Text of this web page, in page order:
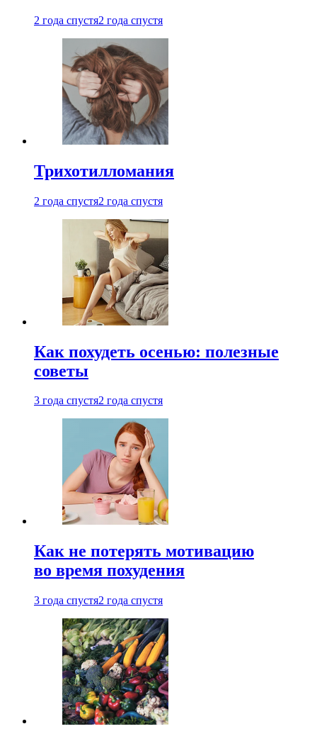
2 года спустя2 года спустя
Трихотилломания
2 года спустя2 года спустя
Как похудеть осенью: полезные
советы
3 года спустя2 года спустя
Как не потерять мотивацию
во время похудения
3 года спустя2 года спустя